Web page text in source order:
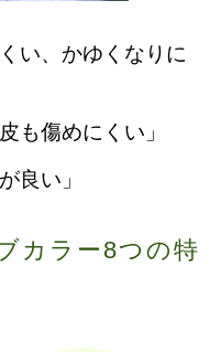
い、かゆくなりに
も傷めにくい」
良い」
カラー8つの特